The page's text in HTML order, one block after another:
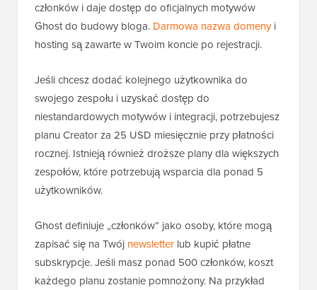
członków i daje dostęp do oficjalnych motywów
Ghost do budowy bloga. Darmowa nazwa domenyi
hosting są zawarte w Twoim koncie po rejestracji.
Jeśli chcesz dodać kolejnego użytkownika do
swojego zespołu i uzyskać dostęp do
niestandardowych motywów i integracji, potrzebujesz
planu Creator za 25 USD miesięcznie przy płatności
rocznej. Istnieją również droższe plany dla większych
zespołów, które potrzebują wsparcia dla ponad 5
użytkowników.
Ghost definiuje „członków” jako osoby, które mogą
zapisać się na Twój newsletter lub kupić płatne
subskrypcje. Jeśli masz ponad 500 członków, koszt
każdego planu zostanie pomnożony. Na przykład